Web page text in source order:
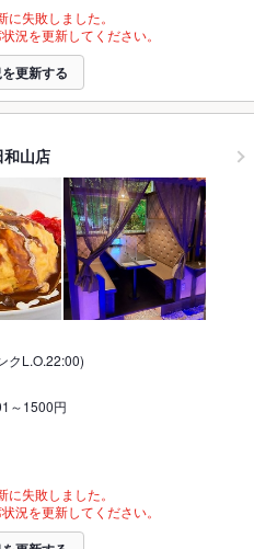
失敗しました。
況を更新してください。
更新する
山店
クL.O.22:00)
～1500円
失敗しました。
況を更新してください。